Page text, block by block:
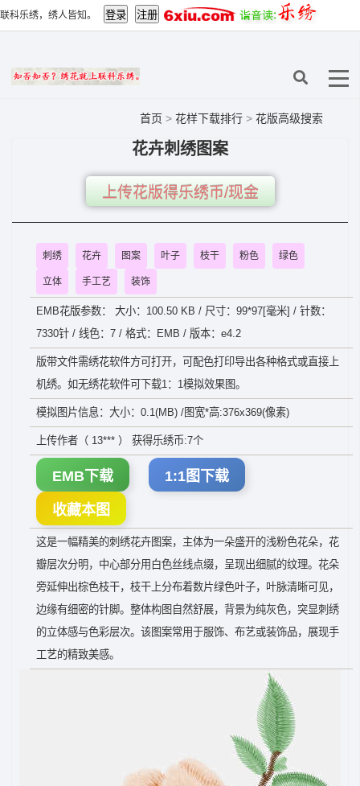
联科乐绣，绣人皆知。
首页 > 花样下载排行 > 花版高级搜索
花卉刺绣图案
上传花版得乐绣币/现金
刺绣 花卉 图案 叶子 枝干 粉色 绿色
立体 手工艺 装饰
EMB花版参数： 大小：100.50 KB / 尺寸：99*97[毫米] / 针数：
7330针 / 线色：7 / 格式：EMB / 版本：e4.2
版带文件需绣花软件方可打开，可配色打印导出各种格式或直接上
机绣。如无绣花软件可下载1：1模拟效果图。
模拟图片信息：大小：0.1(MB) /图宽*高:376x369(像素)
上传作者（ 13*** ） 获得乐绣币:7个
EMB下载 1:1图下载
收藏本图
这是一幅精美的刺绣花卉图案，主体为一朵盛开的浅粉色花朵，花
瓣层次分明，中心部分用白色丝线点缀，呈现出细腻的纹理。花朵
旁延伸出棕色枝干，枝干上分布着数片绿色叶子，叶脉清晰可见，
边缘有细密的针脚。整体构图自然舒展，背景为纯灰色，突显刺绣
的立体感与色彩层次。该图案常用于服饰、布艺或装饰品，展现手
工艺的精致美感。